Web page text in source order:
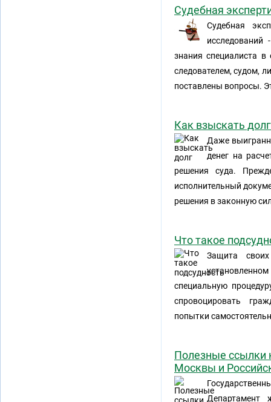
Судебная
Судебная
знания специалиста
следователем, судом,
поставлены вопросы.
Как взыскать долг
Даже
денег на
решения суда.
исполнительный
решения в законную
Что такое
Защита
специальную
спровоцировать
попытки
Полезные ссылки
Москвы и
Департамент